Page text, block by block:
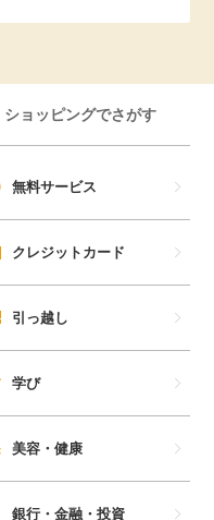
ショッピングでさがす
無料サービス
クレジットカード
引っ越し
学び
美容・健康
銀行・金融・投資